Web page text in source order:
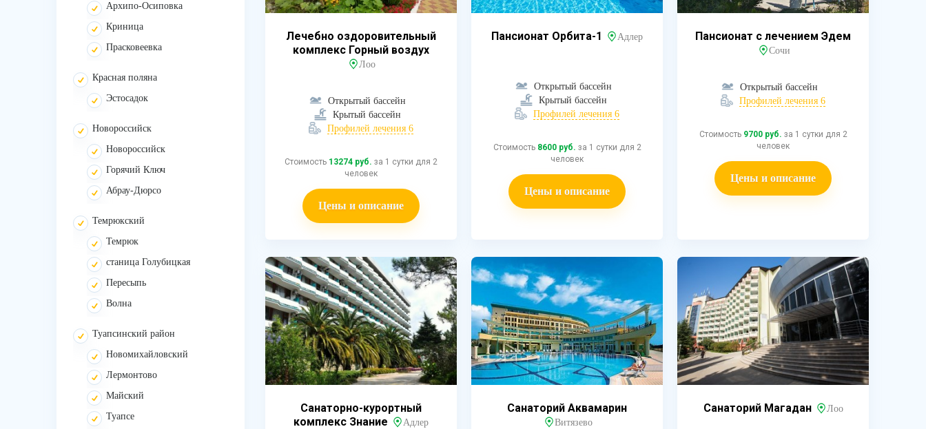
Архипо-Осиповка
Криница
Прасковеевка
Красная поляна
Эстосадок
Новороссийск
Новороссийск
Горячий Ключ
Абрау-Дюрсо
Темрюкский
Темрюк
станица Голубицкая
Пересыпь
Волна
Туапсинский район
Новомихайловский
Лермонтово
Майский
Туапсе
Лечебно оздоровительный
комплекс Горный воздух
Лоо
Открытый бассейн
Крытый бассейн
Профилей лечения 6
Стоимость 13274 руб. за 1 сутки для 2
человек
Цены и описание
Пансионат Орбита-1 Адлер
Открытый бассейн
Крытый бассейн
Профилей лечения 6
Стоимость 8600 руб. за 1 сутки для 2
человек
Цены и описание
Пансионат с лечением Эдем
Сочи
Открытый бассейн
Профилей лечения 6
Стоимость 9700 руб. за 1 сутки для 2
человек
Цены и описание
Санаторно-курортный
комплекс Знание
Адлер
Санаторий Аквамарин
Витязево
Санаторий Магадан Лоо